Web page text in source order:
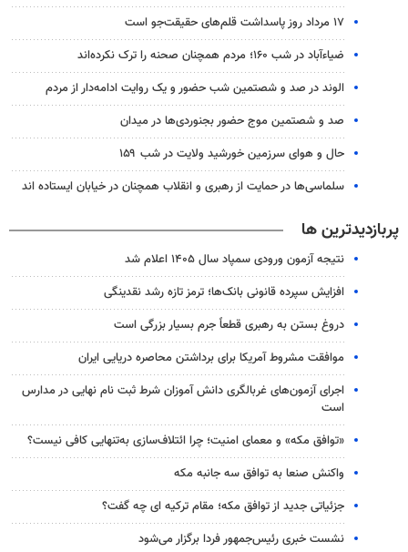
۱۷ مرداد روز پاسداشت قلم‌های حقیقت‌جو است
ضیاء‌آباد در شب ۱۶۰؛ مردم همچنان صحنه را ترک نکرده‌اند
الوند در صد و شصتمین شب حضور و یک روایت ادامه‌دار از مردم
صد و شصتمین موج حضور بجنوردی‌ها در میدان
حال و هوای سرزمین خورشید ولایت در شب ۱۵۹
سلماسی‌ها در حمایت از رهبری و انقلاب همچنان در خیابان ایستاده اند
پربازدیدترین ها
نتیجه آزمون ورودی سمپاد سال ۱۴۰۵ اعلام شد
افزایش سپرده قانونی بانک‌ها؛ ترمز تازه رشد نقدینگی
دروغ بستن به رهبری قطعاً جرم بسیار بزرگی است
موافقت مشروط آمریکا برای برداشتن محاصره دریایی ایران
اجرای آزمون‌های غربالگری دانش آموزان شرط ثبت نام نهایی در مدارس
است
«توافق مکه» و معمای امنیت؛ چرا ائتلاف‌سازی به‌تنهایی کافی نیست؟
واکنش صنعا به توافق سه جانبه مکه
جزئیاتی جدید از توافق مکه؛ مقام ترکیه ای چه گفت؟
نشست خبری رئیس‌جمهور فردا برگزار می‌شود